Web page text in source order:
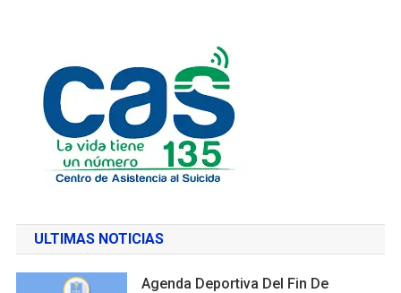
ULTIMAS NOTICIAS
Agenda Deportiva Del Fin De